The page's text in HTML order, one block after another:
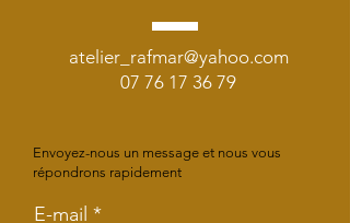
Envoyez-nous un message et nous vous
répondrons rapidement
E-mail
atelier_rafmar@yahoo.com
07 76 17 36 79